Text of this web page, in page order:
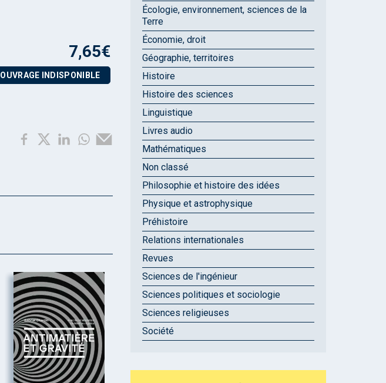
7,65€
OUVRAGE INDISPONIBLE
Écologie, environnement, sciences de la
Terre
Économie, droit
Géographie, territoires
Histoire
Histoire des sciences
Linguistique
Livres audio
Mathématiques
Non classé
Philosophie et histoire des idées
Physique et astrophysique
Préhistoire
Relations internationales
Revues
Sciences de l'ingénieur
Sciences politiques et sociologie
Sciences religieuses
Société